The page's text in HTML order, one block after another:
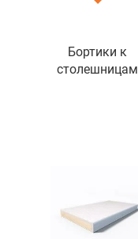
Бортики к
столешницам